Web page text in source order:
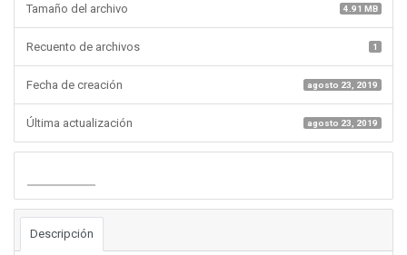
Tamaño del archivo 4.91 MB
Recuento de archivos 1
Fecha de creación agosto 23, 2019
Última actualización agosto 23, 2019
Descripción